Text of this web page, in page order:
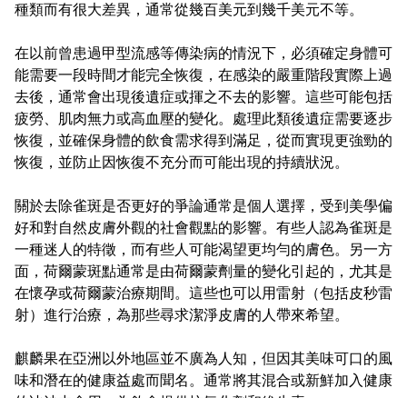
種類而有很大差異，通常從幾百美元到幾千美元不等。
在以前曾患過甲型流感等傳染病的情況下，必須確定身體可
能需要一段時間才能完全恢復，在感染的嚴重階段實際上過
去後，通常會出現後遺症或揮之不去的影響。這些可能包括
疲勞、肌肉無力或高血壓的變化。處理此類後遺症需要逐步
恢復，並確保身體的飲食需求得到滿足，從而實現更強勁的
恢復，並防止因恢復不充分而可能出現的持續狀況。
關於去除雀斑是否更好的爭論通常是個人選擇，受到美學偏
好和對自然皮膚外觀的社會觀點的影響。有些人認為雀斑是
一種迷人的特徵，而有些人可能渴望更均勻的膚色。另一方
面，荷爾蒙斑點通常是由荷爾蒙劑量的變化引起的，尤其是
在懷孕或荷爾蒙治療期間。這些也可以用雷射（包括皮秒雷
射）進行治療，為那些尋求潔淨皮膚的人帶來希望。
麒麟果在亞洲以外地區並不廣為人知，但因其美味可口的風
味和潛在的健康益處而聞名。通常將其混合或新鮮加入健康